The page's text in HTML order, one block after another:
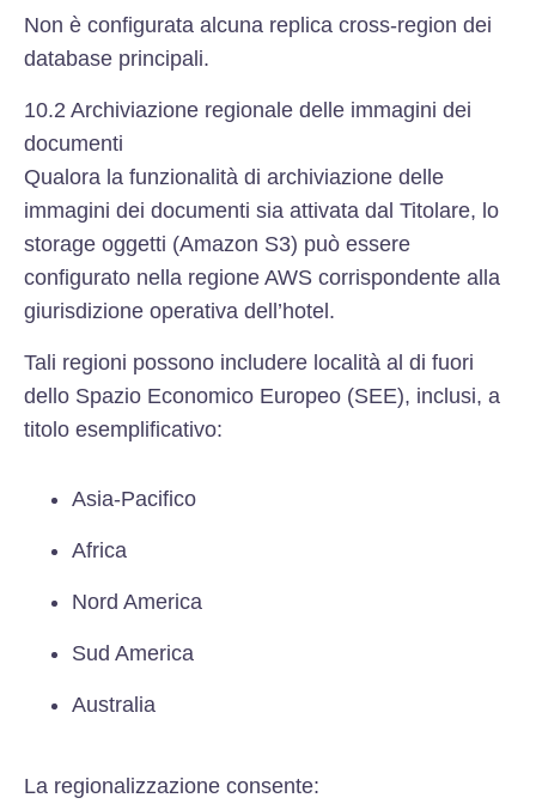
Non è configurata alcuna replica cross-region dei
database principali.
10.2 Archiviazione regionale delle immagini dei
documenti
Qualora la funzionalità di archiviazione delle
immagini dei documenti sia attivata dal Titolare, lo
storage oggetti (Amazon S3) può essere
configurato nella regione AWS corrispondente alla
giurisdizione operativa dell’hotel.
Tali regioni possono includere località al di fuori
dello Spazio Economico Europeo (SEE), inclusi, a
titolo esemplificativo:
Asia-Pacifico
Africa
Nord America
Sud America
Australia
La regionalizzazione consente: